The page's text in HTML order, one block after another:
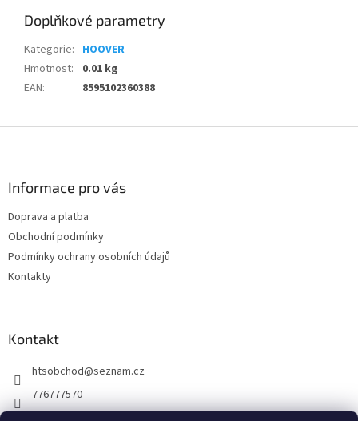
Doplňkové parametry
Kategorie: HOOVER
Hmotnost:
0.01 kg
EAN: 8595102360388
Informace pro vás
Doprava a platba
Obchodní podmínky
Podmínky ochrany osobních údajů
Kontakty
Kontakt
htsobchod@seznam.cz
776777570